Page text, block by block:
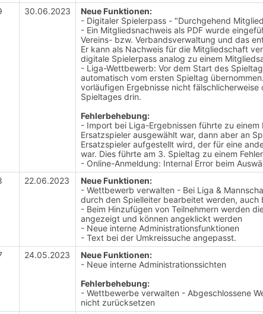
30.06.2023
Neue Funktionen:
- Digitaler Spielerpass - "Durchgehend
- Ein Mitgliedsnachweis als PDF wurde
Vereins- bzw. Verbandsverwaltung und das
Er kann als Nachweis für die Mitgliedschaft
digitale Spielerpass analog zu einem
- Liga-Wettbewerb: Vor dem Start des
automatisch vom ersten Spieltag
vorläufigen Ergebnisse nicht
Spieltages drin.
Fehlerbehebung:
- Import bei Liga-Ergebnissen führte zu
Ersatzspieler ausgewählt war, dann aber an
Ersatzspieler aufgestellt wird, der für eine
war. Dies führte am 3. Spieltag zu einem
- Online-Anmeldung: Internal Error beim
22.06.2023
Neue Funktionen:
- Wettbewerb verwalten - Bei Liga &
durch den Spielleiter bearbeitet werden, auch
- Beim Hinzufügen von Teilnehmern werden
angezeigt und können angeklickt werden
- Neue interne Administrationsfunktionen
- Text bei der Umkreissuche angepasst.
24.05.2023
Neue Funktionen:
- Neue interne Administrationssichten
Fehlerbehebung:
- Wettbewerbe verwalten - Abgeschlossene
nicht zurücksetzen